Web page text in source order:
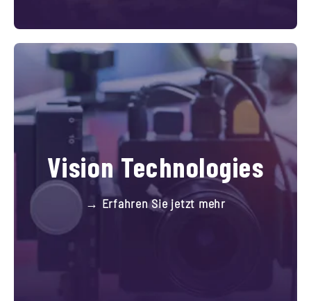
Vision Technologies
→ Erfahren Sie jetzt mehr